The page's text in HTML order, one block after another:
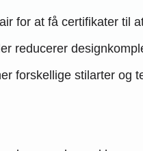
for at få certifikater til
reducerer
forskellige stilarter og